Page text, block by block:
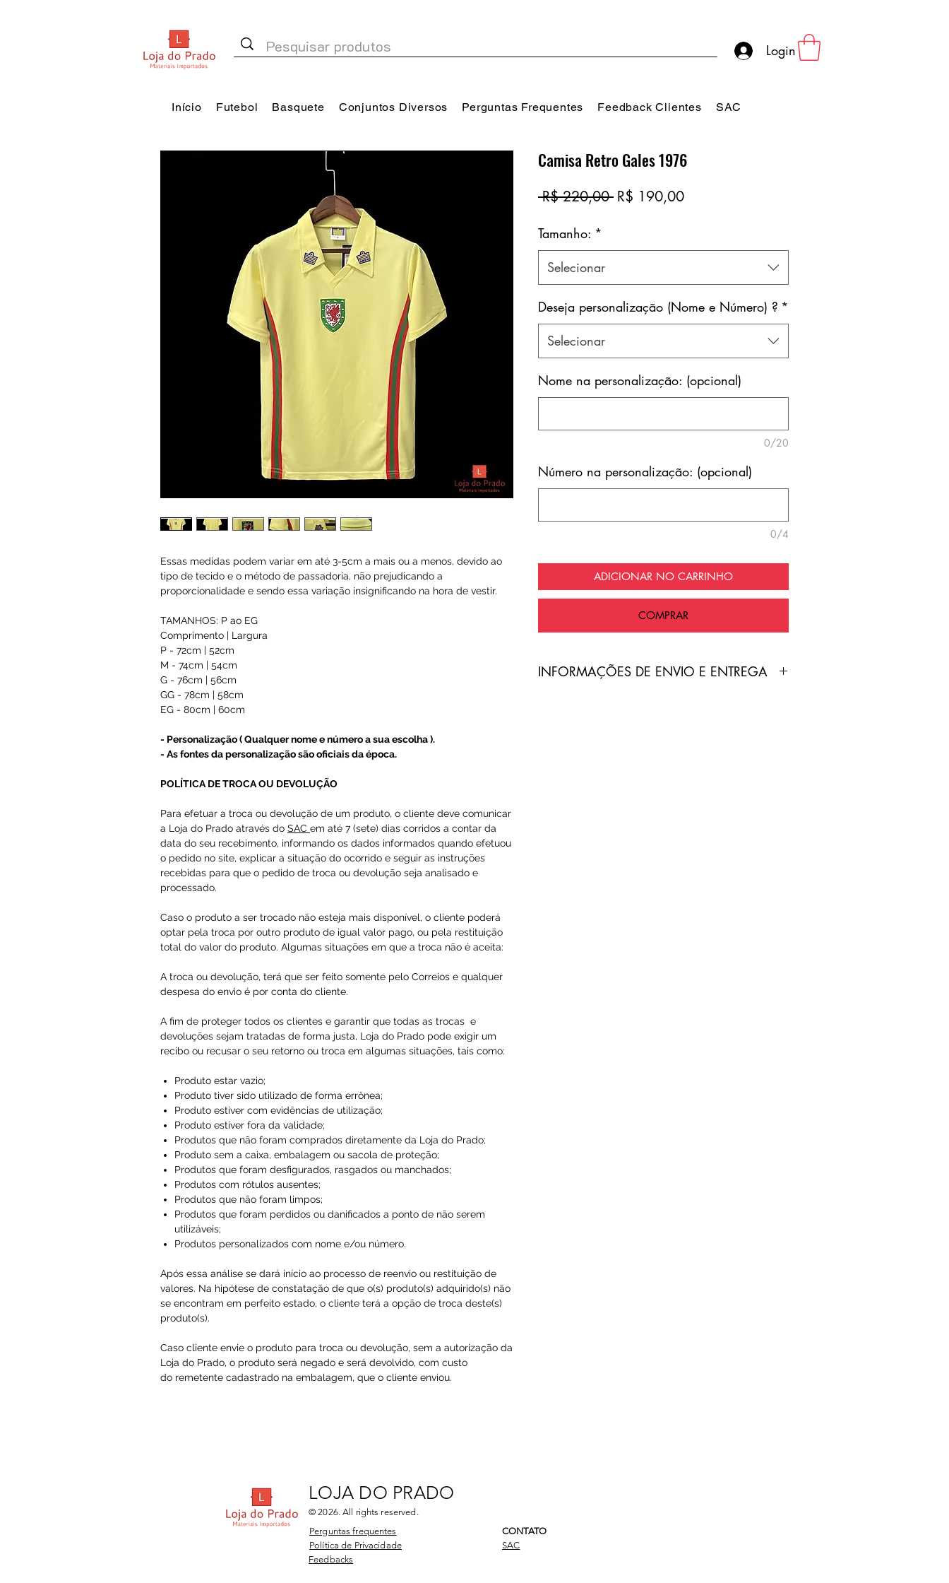
Login
Início Futebol Basquete Conjuntos Diversos Perguntas Frequentes Feedback Clientes SAC
Essas medidas podem variar em até 3-5cm a mais ou a menos, devido ao
tipo de tecido e o método de passadoria, não prejudicando a
proporcionalidade e sendo essa variação insignificando na hora de vestir.
TAMANHOS: P ao EG
Comprimento | Largura
P - 72cm | 52cm
M - 74cm | 54cm
G - 76cm | 56cm
GG - 78cm | 58cm
EG - 80cm | 60cm
- Personalização ( Qualquer nome e número a sua escolha ).
- As fontes da personalização são oficiais da época.
POLÍTICA DE TROCA OU DEVOLUÇÃO
Para efetuar a troca ou devolução de um produto, o cliente deve comunicar
a Loja do Prado através do SAC em até 7 (sete) dias corridos a contar da
data do seu recebimento, informando os dados informados quando efetuou
o pedido no site, explicar a situação do ocorrido e seguir as instruções
recebidas para que o pedido de troca ou devolução seja analisado e
processado.
Caso o produto a ser trocado não esteja mais disponível, o cliente poderá
optar pela troca por outro produto de igual valor pago, ou pela restituição
total do valor do produto. Algumas situações em que a troca não é aceita:
A troca ou devolução, terá que ser feito somente pelo Correios e qualquer
despesa do envio é por conta do cliente.
A fim de proteger todos os clientes e garantir que todas as trocas e
devoluções sejam tratadas de forma justa, Loja do Prado pode exigir um
recibo ou recusar o seu retorno ou troca em algumas situações, tais como:
Produto estar vazio;
Produto tiver sido utilizado de forma errônea;
Produto estiver com evidências de utilização;
Produto estiver fora da validade;
Produtos que não foram comprados diretamente da Loja do Prado;
Produto sem a caixa, embalagem ou sacola de proteção;
Produtos que foram desfigurados, rasgados ou manchados;
Produtos com rótulos ausentes;
Produtos que não foram limpos;
Produtos que foram perdidos ou danificados a ponto de não serem
utilizáveis;
Produtos personalizados com nome e/ou número.
Após essa análise se dará início ao processo de reenvio ou restituição de
valores. Na hipótese de constatação de que o(s) produto(s) adquirido(s) não
se encontram em perfeito estado, o cliente terá a opção de troca deste(s)
produto(s).
Caso cliente envie o produto para troca ou devolução, sem a autorização da
Loja do Prado, o produto será negado e será devolvido, com custo
do remetente cadastrado na embalagem, que o cliente enviou.​
Camisa Retro Gales 1976
R$ 220,00 Preço
R$ 190,00Preço
Tamanho: *
Selecionar
Deseja personalização (Nome e Número) ? *
Selecionar
Nome na personalização: (opcional)
0/20
Número na personalização: (opcional)
0/4
ADICIONAR NO CARRINHO
COMPRAR
​INFORMAÇÕES DE ENVIO E ENTREGA
LOJA DO PRADO
© 2026. All rights reserved.
Perguntas frequentes
Política de Privacidade
CONTATO
SAC
Feedbacks